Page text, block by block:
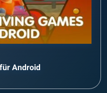
Android